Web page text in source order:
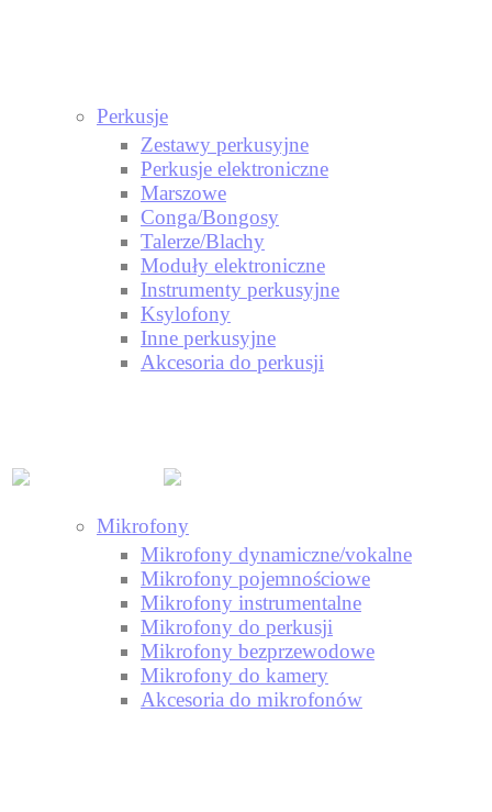
Perkusje
Zestawy perkusyjne
Perkusje elektroniczne
Marszowe
Conga/Bongosy
Talerze/Blachy
Moduły elektroniczne
Instrumenty perkusyjne
Ksylofony
Inne perkusyjne
Akcesoria do perkusji
Mikrofony
Mikrofony dynamiczne/vokalne
Mikrofony pojemnościowe
Mikrofony instrumentalne
Mikrofony do perkusji
Mikrofony bezprzewodowe
Mikrofony do kamery
Akcesoria do mikrofonów